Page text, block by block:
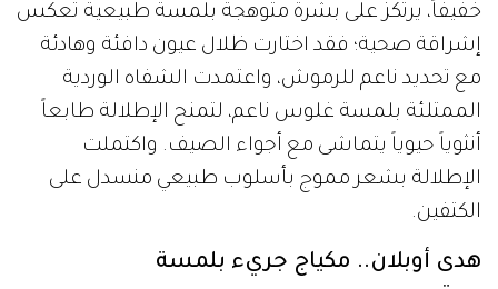
خفيفاً، يرتكز على بشرة متوهجة بلمسة طبيعية تعكس
إشراقة صحية؛ فقد اختارت ظلال عيون دافئة وهادئة
مع تحديد ناعم للرموش، واعتمدت الشفاه الوردية
الممتلئة بلمسة غلوس ناعم، لتمنح الإطلالة طابعاً
أنثوياً حيوياً يتماشى مع أجواء الصيف. واكتملت
الإطلالة بشعر مموج بأسلوب طبيعي منسدل على
الكتفين.
هدى أوبلان.. مكياج جريء بلمسة